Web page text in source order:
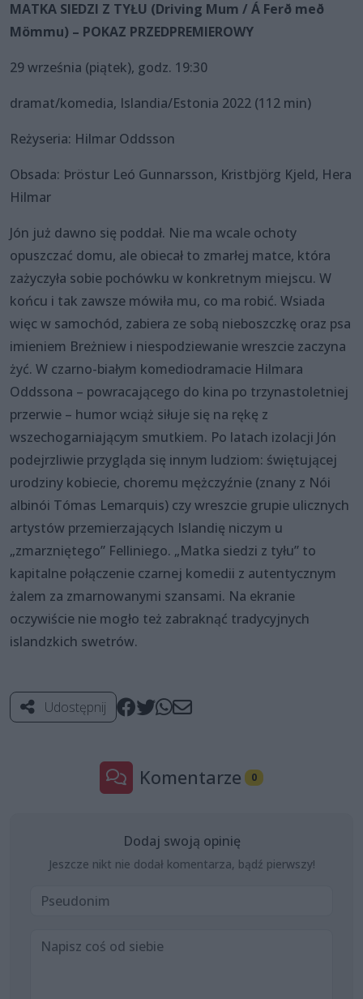
MATKA SIEDZI Z TYŁU (Driving Mum / Á Ferð með
Mömmu) – POKAZ PRZEDPREMIEROWY
29 września (piątek), godz. 19:30
dramat/komedia, Islandia/Estonia 2022 (112 min)
Reżyseria: Hilmar Oddsson
Obsada: Þröstur Leó Gunnarsson, Kristbjörg Kjeld, Hera
Hilmar
Jón już dawno się poddał. Nie ma wcale ochoty
opuszczać domu, ale obiecał to zmarłej matce, która
zażyczyła sobie pochówku w konkretnym miejscu. W
końcu i tak zawsze mówiła mu, co ma robić. Wsiada
więc w samochód, zabiera ze sobą nieboszczkę oraz psa
imieniem Breżniew i niespodziewanie wreszcie zaczyna
żyć. W czarno-białym komediodramacie Hilmara
Oddssona – powracającego do kina po trzynastoletniej
przerwie – humor wciąż siłuje się na rękę z
wszechogarniającym smutkiem. Po latach izolacji Jón
podejrzliwie przygląda się innym ludziom: świętującej
urodziny kobiecie, choremu mężczyźnie (znany z Nói
albinói Tómas Lemarquis) czy wreszcie grupie ulicznych
artystów przemierzających Islandię niczym u
„zmarzniętego” Felliniego. „Matka siedzi z tyłu” to
kapitalne połączenie czarnej komedii z autentycznym
żalem za zmarnowanymi szansami. Na ekranie
oczywiście nie mogło też zabraknąć tradycyjnych
islandzkich swetrów.
Udostępnij
Komentarze 0
Dodaj swoją opinię
Jeszcze nikt nie dodał komentarza, bądź pierwszy!